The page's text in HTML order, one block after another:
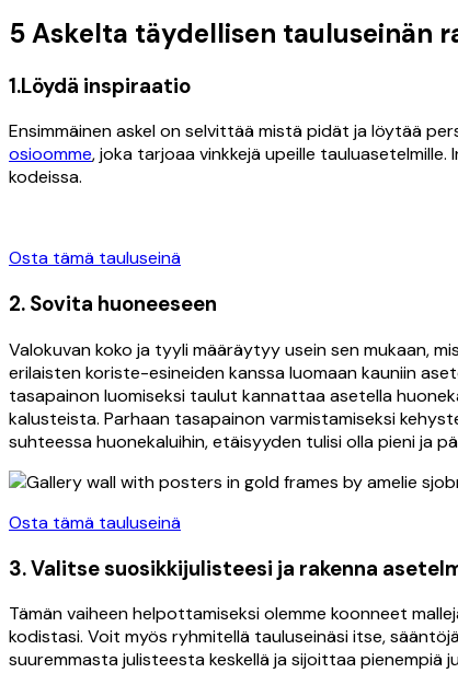
5 Askelta täydellisen tauluseinän
1.Löydä inspiraatio
Ensimmäinen askel on selvittää mistä pidät ja löytää
osioomme, joka tarjoaa vinkkejä upeille tauluasetelmille.
kodeissa.
Osta tämä tauluseinä
2. Sovita huoneeseen
Valokuvan koko ja tyyli määräytyy usein sen mukaan,
erilaisten koriste-esineiden kanssa luomaan kauniin
tasapainon luomiseksi taulut kannattaa asetella
kalusteista. Parhaan tasapainon varmistamiseksi
suhteessa huonekaluihin, etäisyyden tulisi olla pieni ja
Osta tämä tauluseinä
3. Valitse suosikkijulisteesi ja rakenna
Tämän vaiheen helpottamiseksi olemme koonneet
kodistasi. Voit myös ryhmitellä tauluseinäsi itse,
suuremmasta julisteesta keskellä ja sijoittaa pienempiä